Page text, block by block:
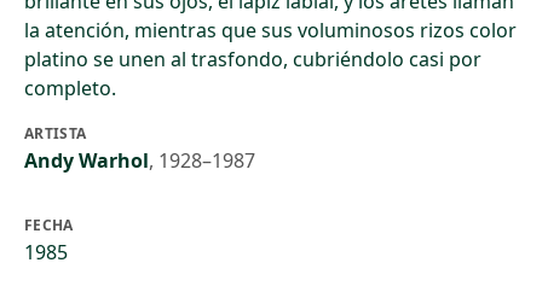
la atención, mientras que sus voluminosos rizos color
platino se unen al trasfondo, cubriéndolo casi por
completo.
ARTISTA
Andy Warhol, 1928–1987
FECHA
1985